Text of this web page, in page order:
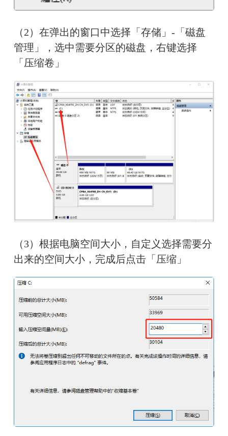
（2）在弹出的窗口中选择「存储」-「磁盘
管理」，选中需要分区的磁盘，右键选择
「压缩卷」
（3）根据电脑空间大小，自定义选择需要分
出来的空间大小，完成后点击「压缩」